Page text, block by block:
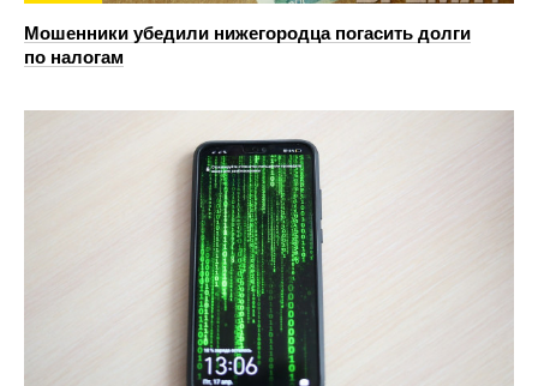
Мошенники убедили нижегородца погасить долги
по налогам